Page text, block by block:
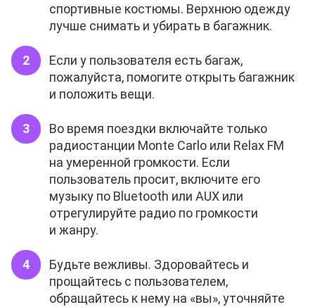
спортивные костюмы. Верхнюю одежду
лучше снимать и убирать в багажник.
Если у пользователя есть багаж,
пожалуйста, помогите открыть багажник
и положить вещи.
Во время поездки включайте только
радиостанции Monte Carlo или Relax FM
на умеренной громкости. Если
пользователь просит, включите его
музыку по Bluetooth или AUX или
отрегулируйте радио по громкости
и жанру.
Будьте вежливы. Здоровайтесь и
прощайтесь с пользователем,
обращайтесь к нему на «вы», уточняйте